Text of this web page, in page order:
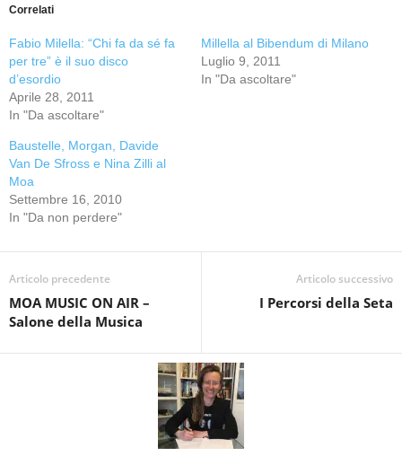
Correlati
Fabio Milella: “Chi fa da sé fa
per tre” è il suo disco
d’esordio
Aprile 28, 2011
In "Da ascoltare"
Millella al Bibendum di Milano
Luglio 9, 2011
In "Da ascoltare"
Baustelle, Morgan, Davide
Van De Sfross e Nina Zilli al
Moa
Settembre 16, 2010
In "Da non perdere"
Articolo precedente
MOA MUSIC ON AIR –
Salone della Musica
Articolo successivo
I Percorsi della Seta